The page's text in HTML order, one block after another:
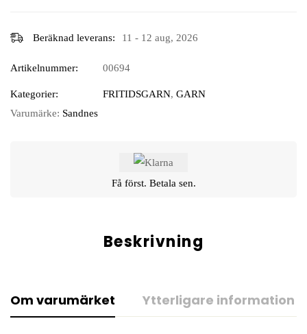
Beräknad leverans: 11 - 12 aug, 2026
Artikelnummer: 00694
Kategorier: FRITIDSGARN, GARN
Varumärke: Sandnes
Få först. Betala sen.
Beskrivning
Om varumärket Ytterligare information